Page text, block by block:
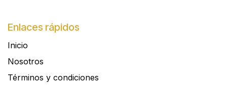
Enlaces rápidos
Inicio
Nosotros
Términos y condiciones